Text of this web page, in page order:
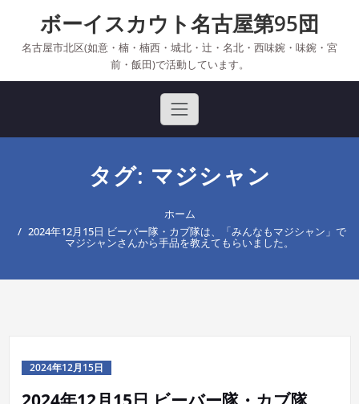
content
ボーイスカウト名古屋第95団
名古屋市北区(如意・楠・楠西・城北・辻・名北・西味鋺・味鋺・宮
前・飯田)で活動しています。
タグ: マジシャン
ホーム
2024年12月15日 ビーバー隊・カブ隊は、「みんなもマジシャン」で
マジシャンさんから手品を教えてもらいました。
2024年12月15日